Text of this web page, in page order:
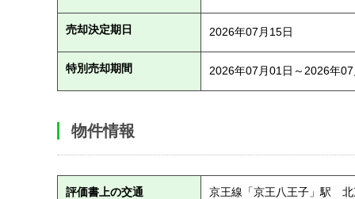
売却決定期日 2026年07月15日
特別売却期間 2026年07月01日～2026年
物件情報
評価書上の交通
京王線「京王八王子」駅